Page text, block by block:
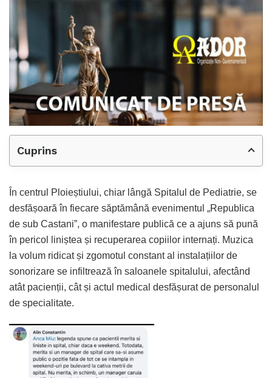
Cuprins
În centrul Ploieștiului, chiar lângă Spitalul de Pediatrie, se
desfășoară în fiecare săptămână evenimentul „Republica
de sub Castani”, o manifestare publică ce a ajuns să pună
în pericol liniștea și recuperarea copiilor internați. Muzica
la volum ridicat și zgomotul constant al instalațiilor de
sonorizare se infiltrează în saloanele spitalului, afectând
atât pacienții, cât și actul medical desfășurat de personalul
de specialitate.